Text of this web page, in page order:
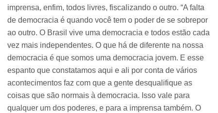
imprensa, enfim, todos livres, fiscalizando o outro. “A falta
de democracia é quando você tem o poder de se sobrepor
ao outro. O Brasil vive uma democracia e todos estão cada
vez mais independentes. O que há de diferente na nossa
democracia é que somos uma democracia jovem. E esse
espanto que constatamos aqui e ali por conta de vários
acontecimentos faz com que a gente desqualifique as
coisas que são normais à democracia. Isso vale para
qualquer um dos poderes, e para a imprensa também. O